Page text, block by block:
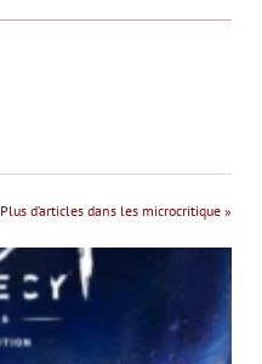
Plus d’articles dans les microcritique »